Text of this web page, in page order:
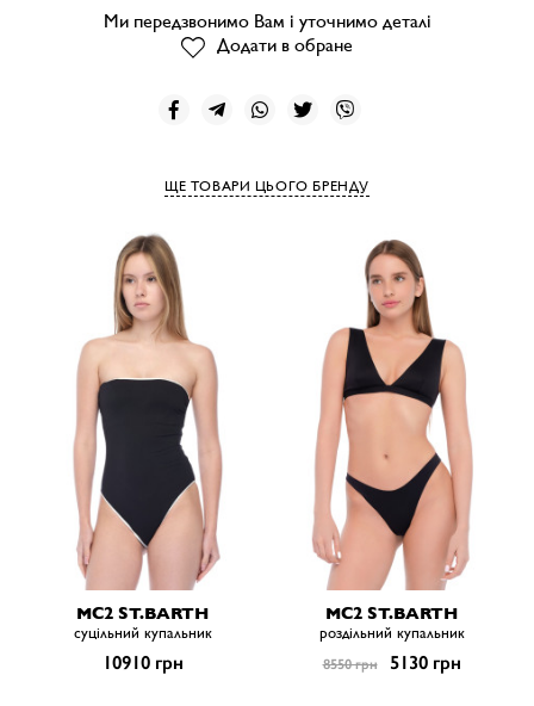
Ми передзвонимо Вам і уточнимо деталі
Додати в обране
ЩЕ ТОВАРИ ЦЬОГО БРЕНДУ
MC2 ST.BARTH
суцільний купальник
10910 грн
MC2 ST.BARTH
роздільний купальник
8550 грн 5130 грн